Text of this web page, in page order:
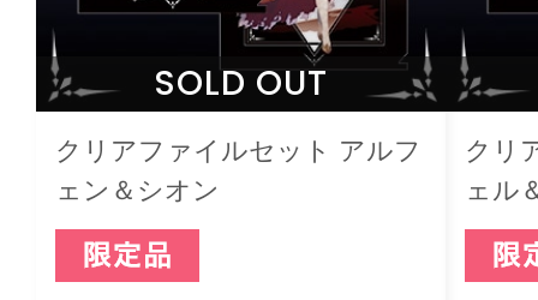
SOLD OUT
クリアファイルセット アルフ
ェン＆シオン
クリ
ェル